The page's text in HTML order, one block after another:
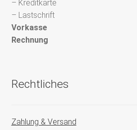
– Kreditkarte
– Lastschrift
Vorkasse
Rechnung
Rechtliches
Zahlung & Versand